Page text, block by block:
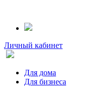
Личный кабинет
Для дома
Для бизнеса